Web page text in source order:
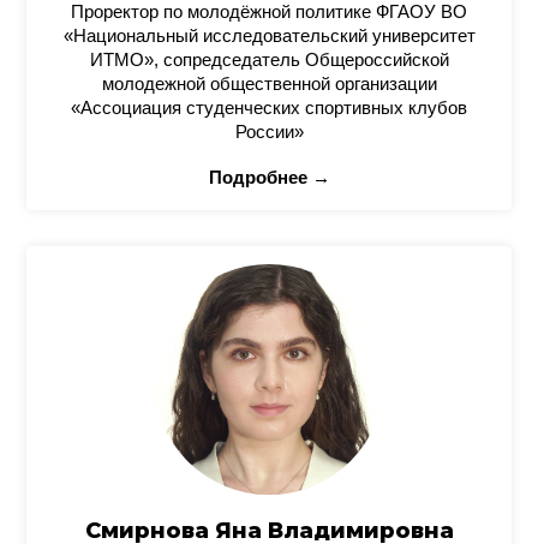
Проректор по молодёжной политике ФГАОУ ВО
«Национальный исследовательский университет
ИТМО», сопредседатель Общероссийской
молодежной общественной организации
«Ассоциация студенческих спортивных клубов
России»
Подробнее →
Смирнова Яна Владимировна